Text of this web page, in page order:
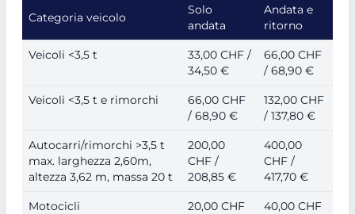
Categoria veicolo
Solo
andata
Andata e
ritorno
Veicoli <3,5 t
33,00 CHF /
34,50 €
66,00 CHF
/ 68,90 €
Veicoli <3,5 t e rimorchi
66,00 CHF
/ 68,90 €
132,00 CHF
/ 137,80 €
Autocarri/rimorchi >3,5 t
max. larghezza 2,60m,
altezza 3,62 m, massa 20 t
200,00
CHF /
208,85 €
400,00
CHF /
417,70 €
Motocicli
20,00 CHF
40,00 CHF